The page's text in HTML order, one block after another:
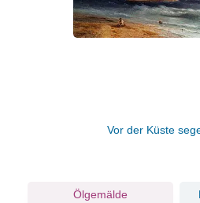
Vor der Küste
Ölgemälde